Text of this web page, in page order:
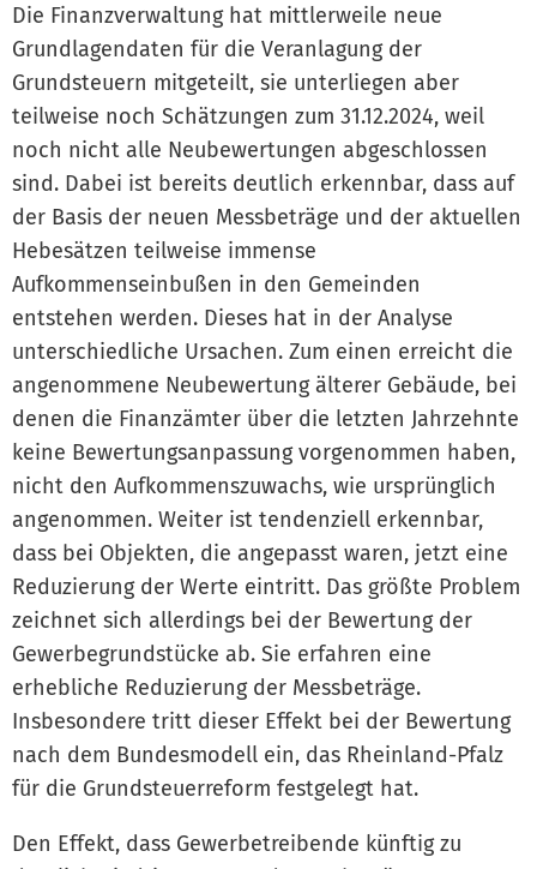
Die Finanzverwaltung hat mittlerweile neue
Grundlagendaten für die Veranlagung der
Grundsteuern mitgeteilt, sie unterliegen aber
teilweise noch Schätzungen zum 31.12.2024, weil
noch nicht alle Neubewertungen abgeschlossen
sind. Dabei ist bereits deutlich erkennbar, dass auf
der Basis der neuen Messbeträge und der aktuellen
Hebesätzen teilweise immense
Aufkommenseinbußen in den Gemeinden
entstehen werden. Dieses hat in der Analyse
unterschiedliche Ursachen. Zum einen erreicht die
angenommene Neubewertung älterer Gebäude, bei
denen die Finanzämter über die letzten Jahrzehnte
keine Bewertungsanpassung vorgenommen haben,
nicht den Aufkommenszuwachs, wie ursprünglich
angenommen. Weiter ist tendenziell erkennbar,
dass bei Objekten, die angepasst waren, jetzt eine
Reduzierung der Werte eintritt. Das größte Problem
zeichnet sich allerdings bei der Bewertung der
Gewerbegrundstücke ab. Sie erfahren eine
erhebliche Reduzierung der Messbeträge.
Insbesondere tritt dieser Effekt bei der Bewertung
nach dem Bundesmodell ein, das Rheinland-Pfalz
für die Grundsteuerreform festgelegt hat.
Den Effekt, dass Gewerbetreibende künftig zu